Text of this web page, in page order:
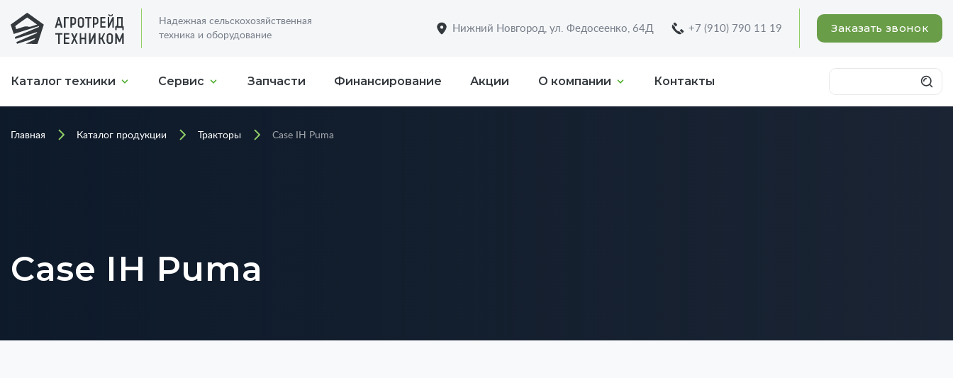
Надежная сельскохозяйственная
техника и оборудование
Нижний Новгород, ул. Федосеенко, 64Д +7 (910) 790 11 19 Заказать звонок
Каталог техники Сервис Запчасти Финансирование Акции О компании Контакты
Главная Каталог продукции Тракторы Case IH Puma
Case IH Puma